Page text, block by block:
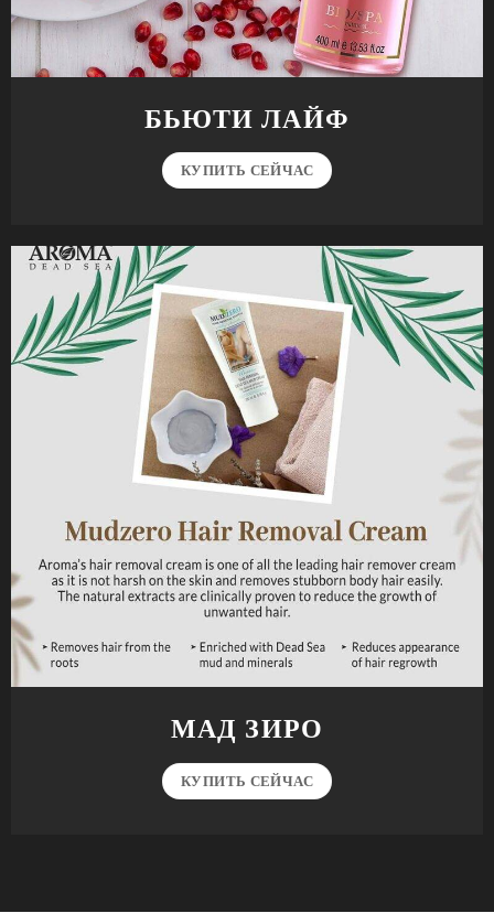
БЬЮТИ ЛАЙФ
КУПИТЬ СЕЙЧАС
МАД ЗИРО
КУПИТЬ СЕЙЧАС